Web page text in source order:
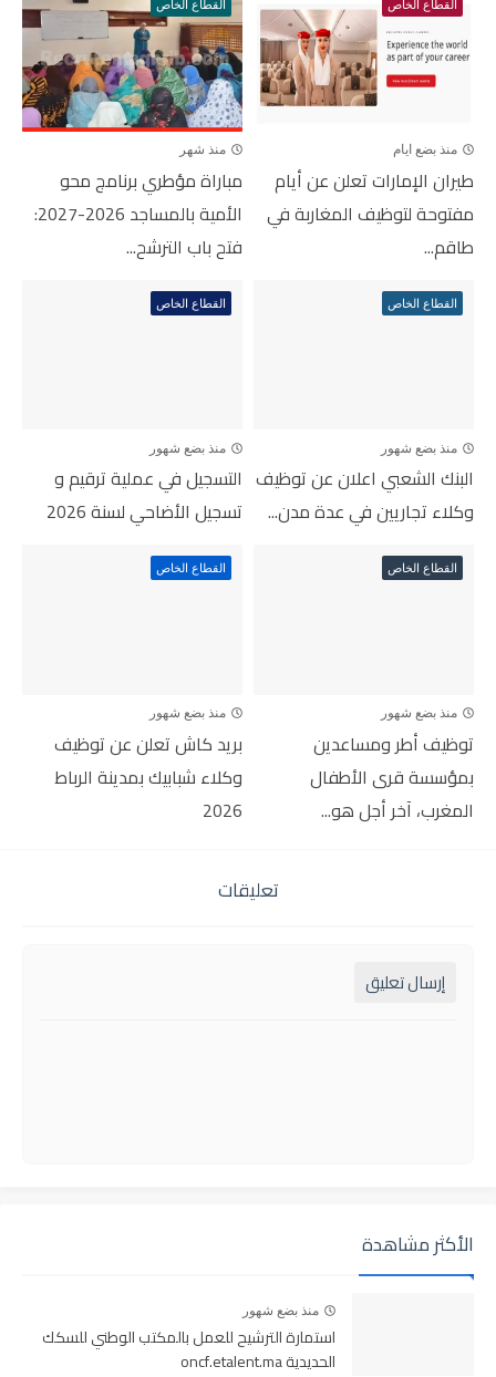
القطاع الخاص
منذ بضع ايام
طيران الإمارات تعلن عن أيام
مفتوحة لتوظيف المغاربة في
طاقم...
القطاع الخاص
منذ شهر
مباراة مؤطري برنامج محو
الأمية بالمساجد 2026-2027:
فتح باب الترشح...
القطاع الخاص
منذ بضع شهور
البنك الشعبي اعلان عن توظيف
وكلاء تجاريين في عدة مدن...
القطاع الخاص
منذ بضع شهور
التسجيل في عملية ترقيم و
تسجيل الأضاحي لسنة 2026
القطاع الخاص
منذ بضع شهور
توظيف أطر ومساعدين
بمؤسسة قرى الأطفال
المغرب، آخر أجل هو...
القطاع الخاص
منذ بضع شهور
بريد كاش تعلن عن توظيف
وكلاء شبابيك بمدينة الرباط
2026
تعليقات
إرسال تعليق
الأكثر مشاهدة
منذ بضع شهور
استمارة الترشيح للعمل بالمكتب الوطني للسكك
الحديدية oncf.etalent.ma